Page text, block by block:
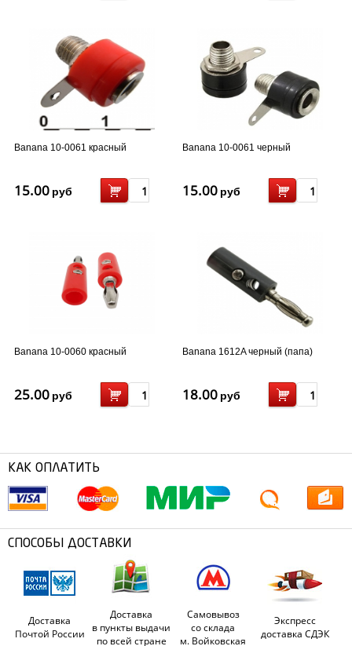
Banana 10-0061 красный
15.00 руб
Banana 10-0061 черный
15.00 руб
Banana 10-0060 красный
25.00 руб
Banana 1612A черный (папа)
18.00 руб
КАК ОПЛАТИТЬ
СПОСОБЫ ДОСТАВКИ
Доставка
Почтой России
Доставка
в пункты выдачи
по всей стране
Самовывоз
со склада
м. Войковская
Экспресс
доставка СДЭК